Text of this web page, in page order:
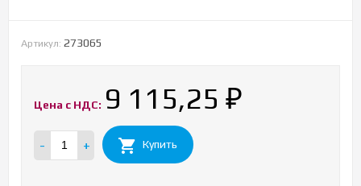
Артикул: 273065
Цена с НДС: 9 115,25 ₽
- + Купить